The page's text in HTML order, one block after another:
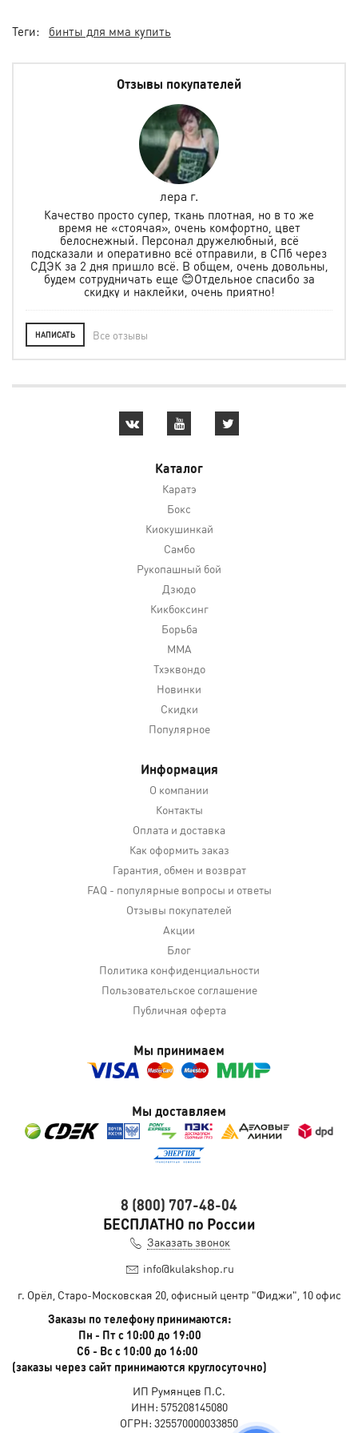
Теги: бинты для мма купить
Отзывы покупателей
лера г.
Качество просто супер, ткань плотная, но в то же
время не «стоячая», очень комфортно, цвет
белоснежный. Персонал дружелюбный, всё
подсказали и оперативно всё отправили, в СПб через
СДЭК за 2 дня пришло всё. В общем, очень довольны,
будем сотрудничать еще 😊Отдельное спасибо за
скидку и наклейки, очень приятно!
НАПИСАТЬ Все отзывы
Каталог
Каратэ
Бокс
Киокушинкай
Самбо
Рукопашный бой
Дзюдо
Кикбоксинг
Борьба
MMA
Тхэквондо
Новинки
Скидки
Популярное
Информация
О компании
Контакты
Оплата и доставка
Как оформить заказ
Гарантия, обмен и возврат
FAQ - популярные вопросы и ответы
Отзывы покупателей
Акции
Блог
Политика конфиденциальности
Пользовательское соглашение
Публичная оферта
Мы принимаем
Мы доставляем
8 (800) 707-48-04
БЕСПЛАТНО по России
Заказать звонок
info@kulakshop.ru
г. Орёл, Старо-Московская 20, офисный центр "Фиджи", 10 офис
Заказы по телефону принимаются:
Пн - Пт с 10:00 до 19:00
Сб - Вс с 10:00 до 16:00
(заказы через сайт принимаются круглосуточно)
ИП Румянцев П.С.
ИНН: 575208145080
ОГРН: 325570000033850